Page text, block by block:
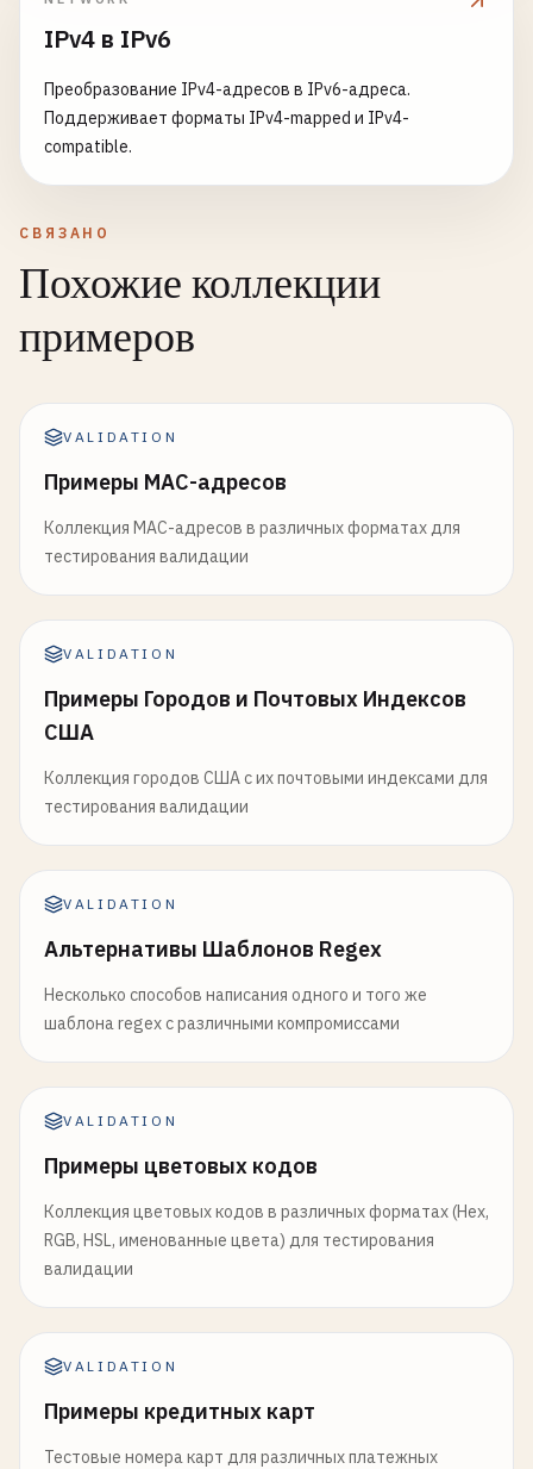
IPv4 в IPv6
Преобразование IPv4-адресов в IPv6-адреса.
Поддерживает форматы IPv4-mapped и IPv4-
compatible.
СВЯЗАНО
Похожие коллекции
примеров
VALIDATION
Примеры MAC-адресов
Коллекция MAC-адресов в различных форматах для
тестирования валидации
VALIDATION
Примеры Городов и Почтовых Индексов
США
Коллекция городов США с их почтовыми индексами для
тестирования валидации
VALIDATION
Альтернативы Шаблонов Regex
Несколько способов написания одного и того же
шаблона regex с различными компромиссами
VALIDATION
Примеры цветовых кодов
Коллекция цветовых кодов в различных форматах (Hex,
RGB, HSL, именованные цвета) для тестирования
валидации
VALIDATION
Примеры кредитных карт
Тестовые номера карт для различных платежных